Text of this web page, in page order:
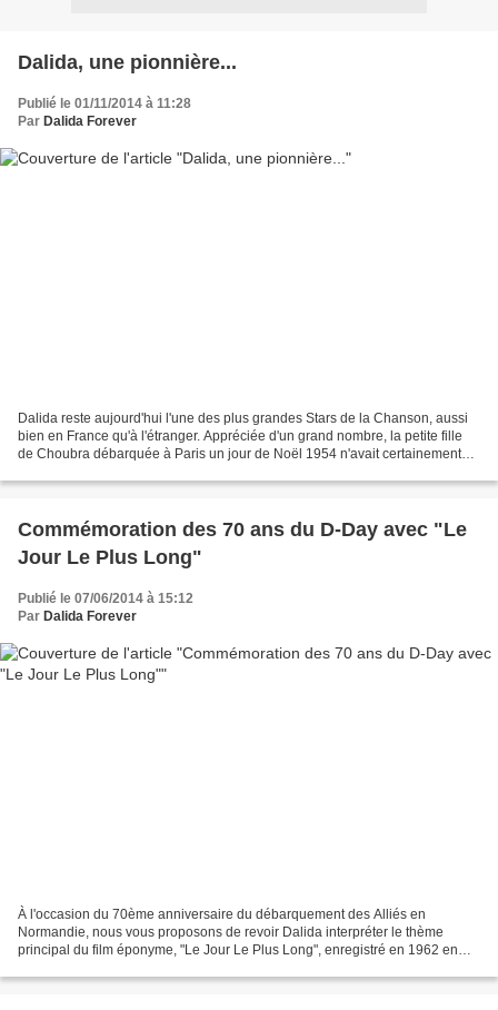
Dalida, une pionnière...
Publié le 01/11/2014 à 11:28
Par Dalida Forever
Dalida reste aujourd'hui l'une des plus grandes Stars de la Chanson, aussi
bien en France qu'à l'étranger. Appréciée d'un grand nombre, la petite fille
de Choubra débarquée à Paris un jour de Noël 1954 n'avait certainement
Commémoration des 70 ans du D-Day avec "Le
Jour Le Plus Long"
Publié le 07/06/2014 à 15:12
Par Dalida Forever
À l'occasion du 70ème anniversaire du débarquement des Alliés en
Normandie, nous vous proposons de revoir Dalida interpréter le thème
principal du film éponyme, "Le Jour Le Plus Long", enregistré en 1962 en